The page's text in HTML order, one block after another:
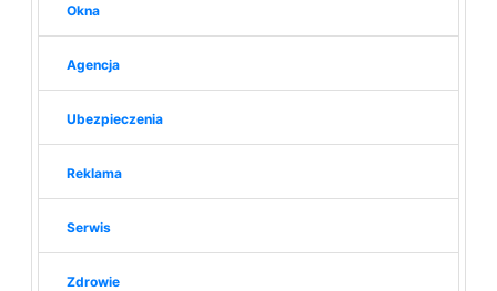
Okna
Agencja
Ubezpieczenia
Reklama
Serwis
Zdrowie